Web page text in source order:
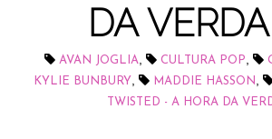
DA
AVAN JOGLIA, CULTURA POP,
KYLIE BUNBURY, MADDIE HASSON,
TWISTED - A HORA DA